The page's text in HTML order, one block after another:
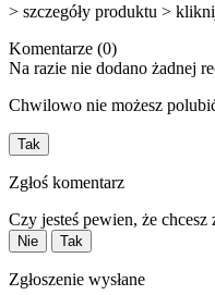
> szczegóły produktu >
Komentarze (0)
Na razie nie dodano żadnej
Chwilowo nie możesz
Tak
Zgłoś komentarz
Czy jesteś pewien, że chcesz
Nie Tak
Zgłoszenie wysłane